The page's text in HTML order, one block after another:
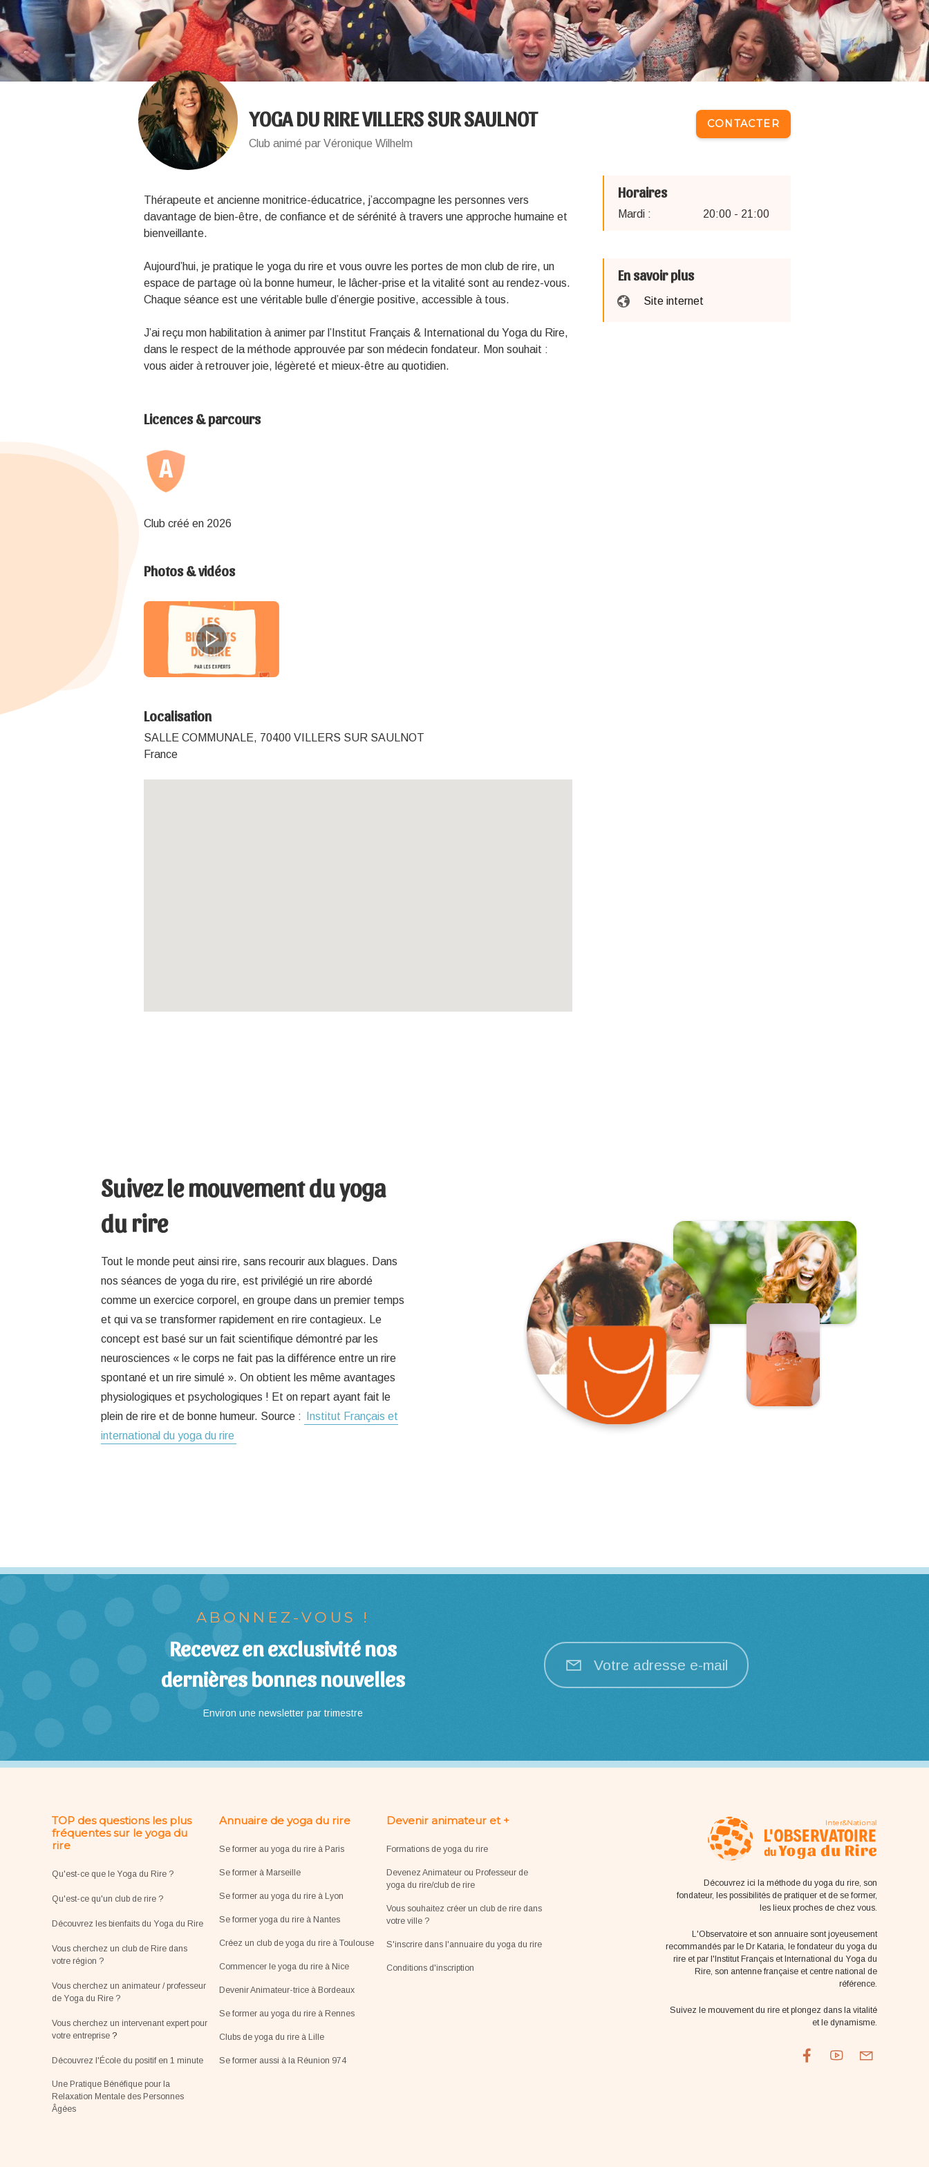
YOGA DU RIRE VILLERS SUR SAULNOT
Club animé par Véronique Wilhelm
CONTACTER
Thérapeute et ancienne monitrice-éducatrice, j’accompagne les personnes vers
davantage de bien-être, de confiance et de sérénité à travers une approche humaine et
bienveillante.
Aujourd’hui, je pratique le yoga du rire et vous ouvre les portes de mon club de rire, un
espace de partage où la bonne humeur, le lâcher-prise et la vitalité sont au rendez-vous.
Chaque séance est une véritable bulle d’énergie positive, accessible à tous.
J’ai reçu mon habilitation à animer par l’Institut Français & International du Yoga du Rire,
dans le respect de la méthode approuvée par son médecin fondateur. Mon souhait :
vous aider à retrouver joie, légèreté et mieux-être au quotidien.
Licences & parcours
Club créé en 2026
Photos & vidéos
Localisation
SALLE COMMUNALE, 70400 VILLERS SUR SAULNOT
France
Horaires
Mardi : 20:00 - 21:00
En savoir plus
Site internet
Suivez le mouvement du yoga
du rire
Tout le monde peut ainsi rire, sans recourir aux blagues. Dans
nos séances de yoga du rire, est privilégié un rire abordé
comme un exercice corporel, en groupe dans un premier temps
et qui va se transformer rapidement en rire contagieux. Le
concept est basé sur un fait scientifique démontré par les
neurosciences « le corps ne fait pas la différence entre un rire
spontané et un rire simulé ». On obtient les même avantages
physiologiques et psychologiques ! Et on repart ayant fait le
plein de rire et de bonne humeur. Source :
Institut Français et
international du yoga du rire
ABONNEZ-VOUS !
Recevez en exclusivité nos
dernières bonnes nouvelles
Environ une newsletter par trimestre
Votre adresse e-mail
TOP des questions les plus
fréquentes sur le yoga du
rire
Qu'est-ce que le Yoga du Rire ?
Qu'est-ce qu'un club de rire ?
Découvrez les bienfaits du Yoga du Rire
Vous cherchez un club de Rire dans
votre région ?
Vous cherchez un animateur / professeur
de Yoga du Rire ?
Vous cherchez un intervenant expert pour
votre entreprise?
Découvrez l'École du positif en 1 minute
Une Pratique Bénéfique pour la
Relaxation Mentale des Personnes
Âgées
Annuaire de yoga du rire
Se former au yoga du rire à Paris
Se former à Marseille
Se former au yoga du rire à Lyon
Se former yoga du rire à Nantes
Créez un club de yoga du rire à Toulouse
Commencer le yoga du rire à Nice
Devenir Animateur-trice à Bordeaux
Se former au yoga du rire à Rennes
Clubs de yoga du rire à Lille
Se former aussi à la Réunion 974
Devenir animateur et +
Formations de yoga du rire
Devenez Animateur ou Professeur de
yoga du rire/club de rire
Vous souhaitez créer un club de rire dans
votre ville ?
S'inscrire dans l'annuaire du yoga du rire
Conditions d'inscription
Découvrez ici la méthode du yoga du rire, son
fondateur, les possibilités de pratiquer et de se former,
les lieux proches de chez vous.
L'Observatoire et son annuaire sont joyeusement
recommandés par le Dr Kataria, le fondateur du yoga du
rire et par l'Institut Français et International du Yoga du
Rire, son antenne française et centre national de
référence.
Suivez le mouvement du rire et plongez dans la vitalité
et le dynamisme.